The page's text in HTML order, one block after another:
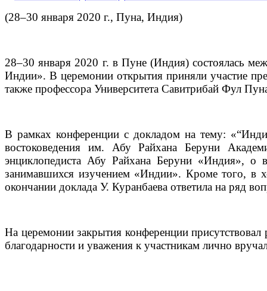
(28–30 января 2020 г., Пуна, Индия)
28–30 января 2020 г. в Пуне (Индия) состоялась
Индии». В церемонии открытия приняли участие
также профессора Университета Савитрибай Фул
В рамках конференции с докладом на тему:
востоковедения им. Абу Райхана Беруни
энциклопедиста Абу Райхана Беруни «Индия», о
занимавшихся изучением «Индии». Кроме того, в
окончании доклада У. Куранбаева ответила на ряд
На церемонии закрытия конференции
благодарности и уважения к участникам лично